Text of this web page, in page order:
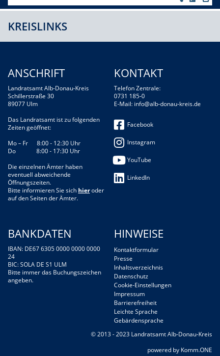
KREISLINKS
ANSCHRIFT
Landratsamt Alb-Donau-Kreis
Schillerstraße 30
89077 Ulm
Das Landratsamt ist zu folgenden
Zeiten geöffnet:
Mo – Fr 8:00 - 12:30 Uhr
Do 8:00 - 17:30 Uhr
Die einzelnen Ämter haben
eventuell abweichende
Öffnungszeiten.
Bitte informieren Sie sich hieroder
auf den Seiten der Ämter.
KONTAKT
Telefon Zentrale:
0731 185-0
E-Mail: info@alb-donau-kreis.de
Facebook
Instagram
YouTube
LinkedIn
BANKDATEN
IBAN: DE67 6305 0000 0000 0000
24
BIC: SOLA DE S1 ULM
Bitte immer das Buchungszeichen
angeben.
HINWEISE
Kontaktformular
Presse
Inhaltsverzeichnis
Datenschutz
Cookie-Einstellungen
Impressum
Barrierefreiheit
Leichte Sprache
Gebärdensprache
© 2013 - 2023 Landratsamt Alb-Donau-Kreis
powered by Komm.ONE